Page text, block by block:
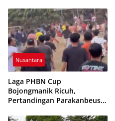
Nusantara
Laga PHBN Cup
Bojongmanik Ricuh,
Pertandingan Parakanbeusi